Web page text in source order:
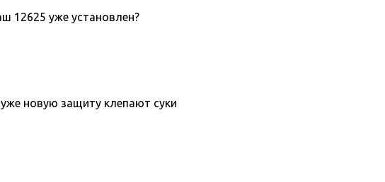
12625 уже установлен?
новую защиту клепают суки